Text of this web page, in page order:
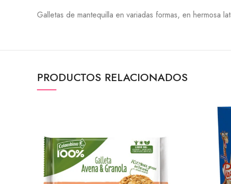
Galletas de mantequilla en variadas formas, en hermosa
PRODUCTOS RELACIONADOS